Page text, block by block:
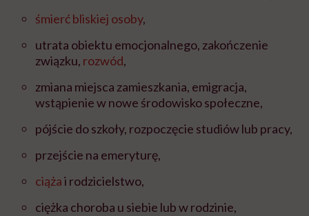
śmierć bliskiej osoby,
utrata obiektu emocjonalnego, zakończenie
związku, rozwód,
zmiana miejsca zamieszkania, emigracja,
wstąpienie w nowe środowisko społeczne,
pójście do szkoły, rozpoczęcie studiów lub pracy,
przejście na emeryturę,
ciążai rodzicielstwo,
ciężka choroba u siebie lub w rodzinie,